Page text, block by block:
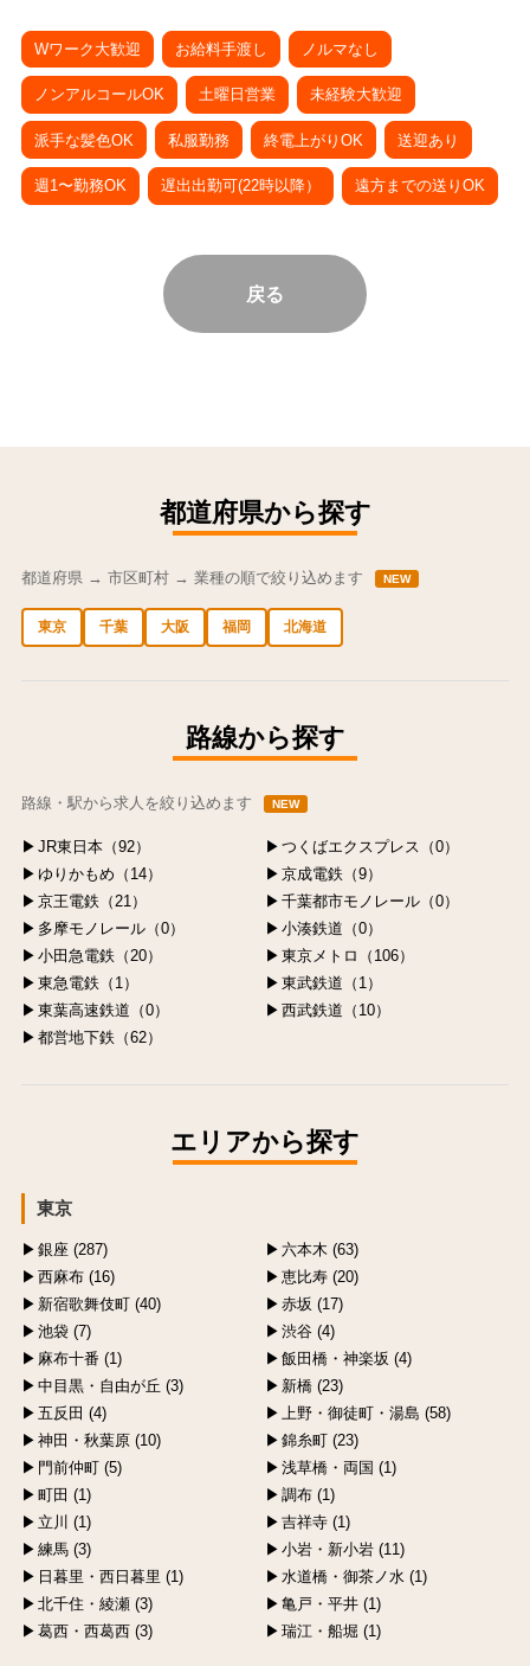
Wワーク大歓迎 お給料手渡し ノルマなし
ノンアルコールOK 土曜日営業 未経験大歓迎
派手な髪色OK 私服勤務 終電上がりOK 送迎あり
週1〜勤務OK 遅出出勤可(22時以降） 遠方までの送りOK
戻る
都道府県から探す
都道府県 → 市区町村 → 業種の順で絞り込めます NEW
東京 千葉 大阪 福岡 北海道
路線から探す
路線・駅から求人を絞り込めます NEW
JR東日本（92）
つくばエクスプレス（0）
ゆりかもめ（14）
京成電鉄（9）
京王電鉄（21）
千葉都市モノレール（0）
多摩モノレール（0）
小湊鉄道（0）
小田急電鉄（20）
東京メトロ（106）
東急電鉄（1）
東武鉄道（1）
東葉高速鉄道（0）
西武鉄道（10）
都営地下鉄（62）
エリアから探す
東京
銀座 (287)
六本木 (63)
西麻布 (16)
恵比寿 (20)
新宿歌舞伎町 (40)
赤坂 (17)
池袋 (7)
渋谷 (4)
麻布十番 (1)
飯田橋・神楽坂 (4)
中目黒・自由が丘 (3)
新橋 (23)
五反田 (4)
上野・御徒町・湯島 (58)
神田・秋葉原 (10)
錦糸町 (23)
門前仲町 (5)
浅草橋・両国 (1)
町田 (1)
調布 (1)
立川 (1)
吉祥寺 (1)
練馬 (3)
小岩・新小岩 (11)
日暮里・西日暮里 (1)
水道橋・御茶ノ水 (1)
北千住・綾瀬 (3)
亀戸・平井 (1)
葛西・西葛西 (3)
瑞江・船堀 (1)